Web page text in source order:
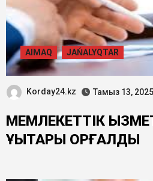
AIMAQ JAŃALYQTAR
Korday24.kz Тамыз 13, 2025
МЕМЛЕКЕТТІК
ҚҰҚЫҚТАРЫ ҚОРҒАЛДЫ